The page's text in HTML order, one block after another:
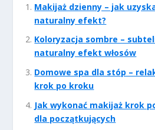
Makijaż dzienny – jak
naturalny efekt?
Koloryzacja sombre –
naturalny efekt włosów
Domowe spa dla stóp –
krok po kroku
Jak wykonać makijaż krok
dla początkujących